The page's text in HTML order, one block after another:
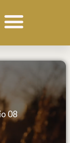
08